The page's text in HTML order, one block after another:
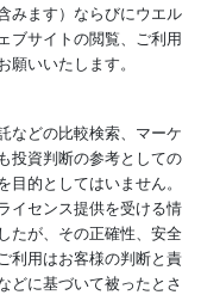
みます）ならびにウエル
ブサイトの閲覧、ご利用
いいたします。
などの比較検索、マーケ
投資判断の参考としての
的としてはいません。
イセンス提供を受ける情
たが、その正確性、安全
利用はお客様の判断と責
どに基づいて被ったとさ